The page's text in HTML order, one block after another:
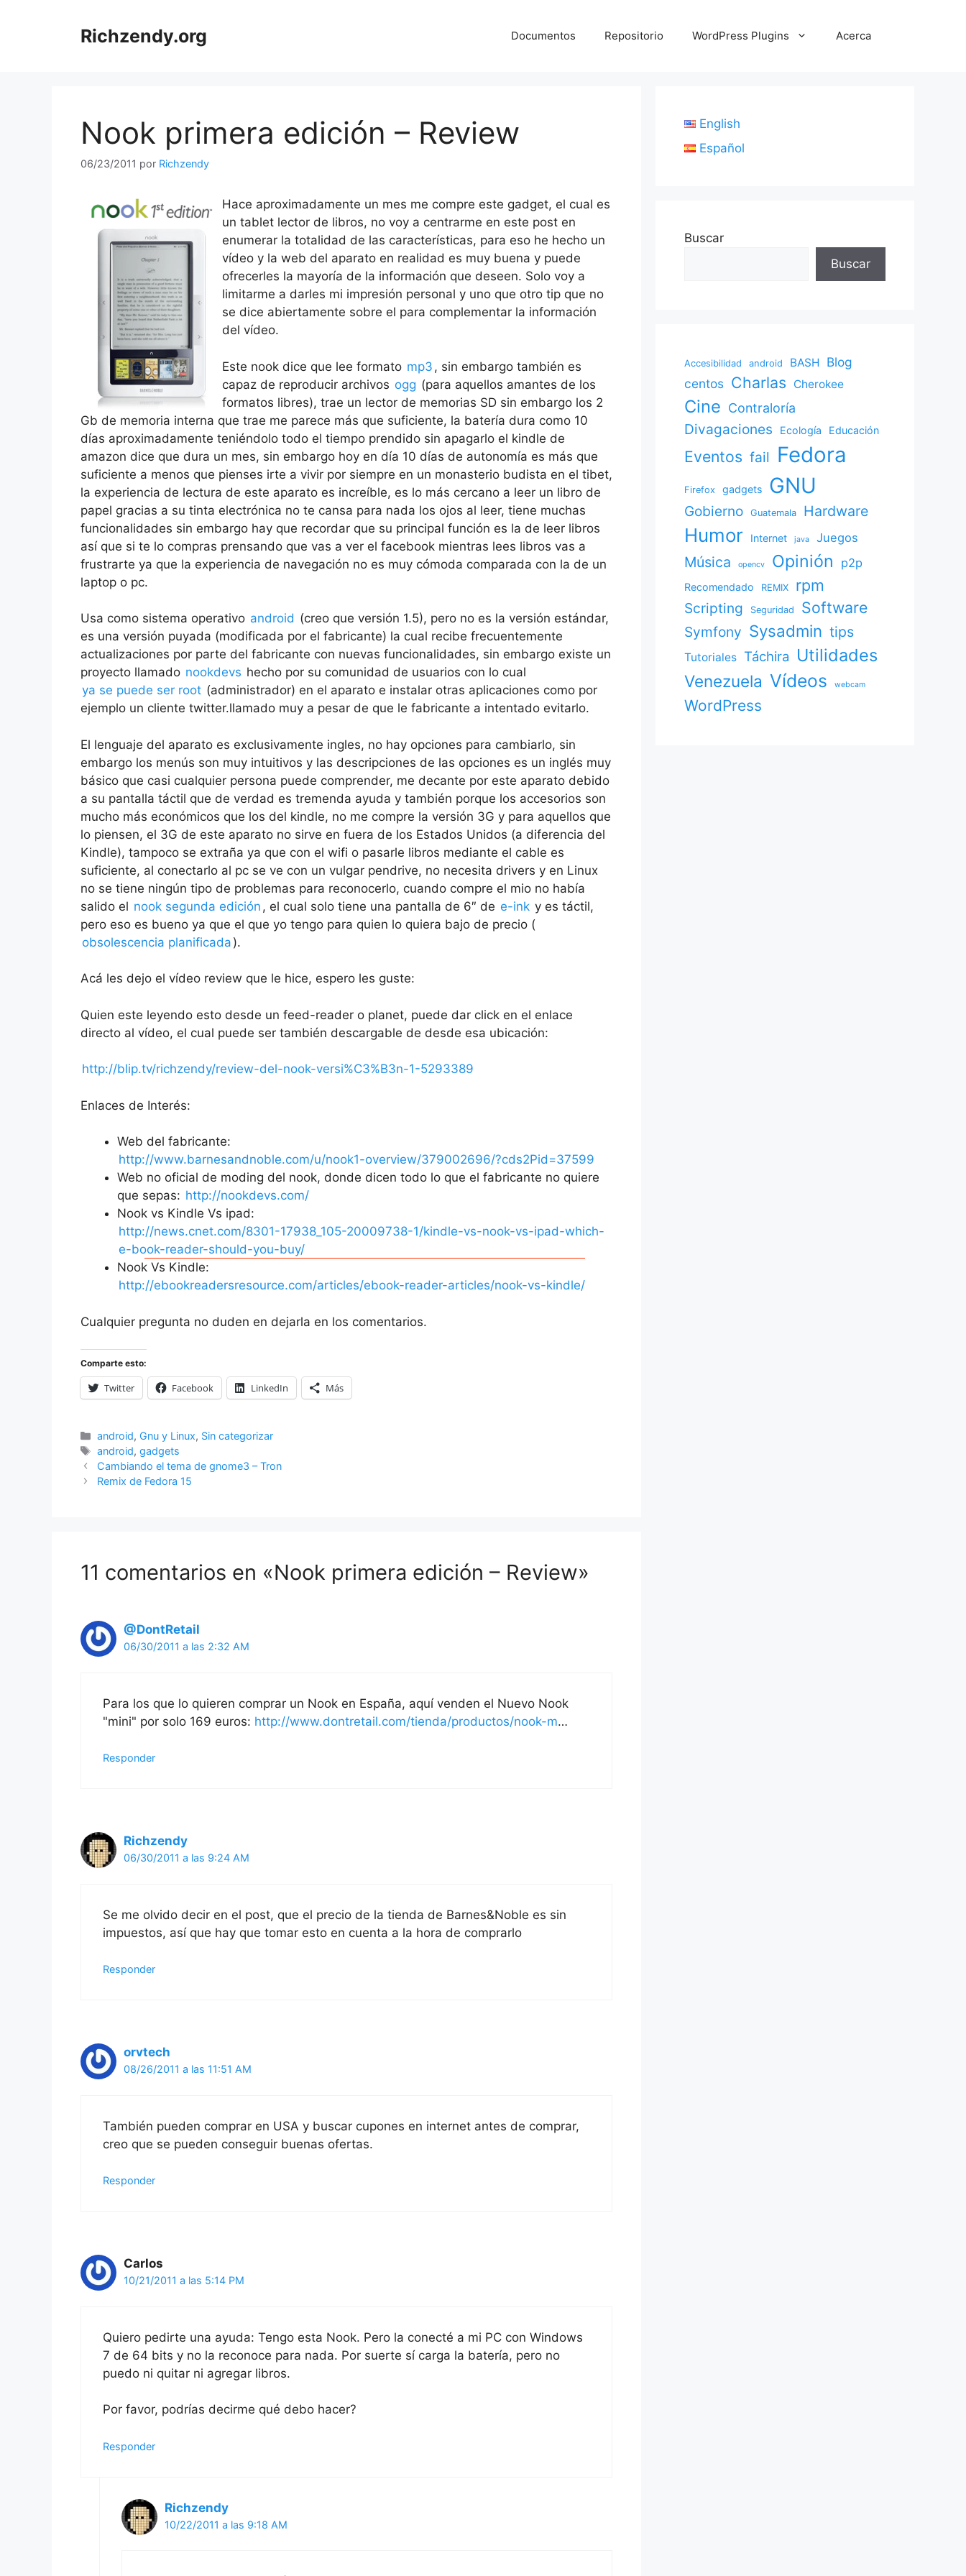
Richzendy.org Documentos Repositorio WordPress Plugins Acerca
Nook primera edición – Review
06/23/2011 por Richzendy
Hace aproximadamente un mes me compre este gadget, el cual es
un tablet lector de libros, no voy a centrarme en este post en
enumerar la totalidad de las características, para eso he hecho un
vídeo y la web del aparato en realidad es muy buena y puede
ofrecerles la mayoría de la información que deseen. Solo voy a
limitarme a darles mi impresión personal y uno que otro tip que no
se dice abiertamente sobre el para complementar la información
del vídeo.
Este nook dice que lee formato mp3 , sin embargo también es
capaz de reproducir archivos ogg (para aquellos amantes de los
formatos libres), trae un lector de memorias SD sin embargo los 2
Gb de memoria interna que trae me parece más que suficiente, la batería dura como 10
días aproximadamente teniéndolo todo el tiempo prendido sin apagarlo el kindle de
amazon dice que dura un mes, sin embargo hoy en día 10 días de autonomía es más que
suficiente a menos que pienses irte a vivir por siempre en un monasterio budista en el tibet,
la experiencia de lectura de este aparato es increíble, es lo más cercano a leer un libro de
papel gracias a su tinta electrónica no te cansa para nada los ojos al leer, tiene muchas
funcionalidades sin embargo hay que recordar que su principal función es la de leer libros
así que si te lo compras prensando que vas a ver el facebook mientras lees libros vas a
frustrarte ya que la experiencia de navegación no es muy cómoda comparada con la de un
laptop o pc.
Usa como sistema operativo android (creo que versión 1.5), pero no es la versión estándar,
es una versión puyada (modificada por el fabricante) la cual recibe frecuentemente
actualizaciones por parte del fabricante con nuevas funcionalidades, sin embargo existe un
proyecto llamado nookdevs hecho por su comunidad de usuarios con lo cual
ya se puede ser root (administrador) en el aparato e instalar otras aplicaciones como por
ejemplo un cliente twitter.llamado muy a pesar de que le fabricante a intentado evitarlo.
El lenguaje del aparato es exclusivamente ingles, no hay opciones para cambiarlo, sin
embargo los menús son muy intuitivos y las descripciones de las opciones es un inglés muy
básico que casi cualquier persona puede comprender, me decante por este aparato debido
a su pantalla táctil que de verdad es tremenda ayuda y también porque los accesorios son
mucho más económicos que los del kindle, no me compre la versión 3G y para aquellos que
lo piensen, el 3G de este aparato no sirve en fuera de los Estados Unidos (a diferencia del
Kindle), tampoco se extraña ya que con el wifi o pasarle libros mediante el cable es
suficiente, al conectarlo al pc se ve con un vulgar pendrive, no necesita drivers y en Linux
no se tiene ningún tipo de problemas para reconocerlo, cuando compre el mio no había
salido el nook segunda edición , el cual solo tiene una pantalla de 6″ de e-ink y es táctil,
pero eso es bueno ya que el que yo tengo para quien lo quiera bajo de precio (
obsolescencia planificada ).
Acá les dejo el vídeo review que le hice, espero les guste:
Quien este leyendo esto desde un feed-reader o planet, puede dar click en el enlace
directo al vídeo, el cual puede ser también descargable de desde esa ubicación:
http://blip.tv/richzendy/review-del-nook-versi%C3%B3n-1-5293389
Enlaces de Interés:
Web del fabricante:
http://www.barnesandnoble.com/u/nook1-overview/379002696/?cds2Pid=37599
Web no oficial de moding del nook, donde dicen todo lo que el fabricante no quiere
que sepas: http://nookdevs.com/
Nook vs Kindle Vs ipad:
http://news.cnet.com/8301-17938_105-20009738-1/kindle-vs-nook-vs-ipad-which-
e-book-reader-should-you-buy/
Nook Vs Kindle:
http://ebookreadersresource.com/articles/ebook-reader-articles/nook-vs-kindle/
Cualquier pregunta no duden en dejarla en los comentarios.
Comparte esto:
Twitter Facebook LinkedIn Más
Categorías
android, Gnu y Linux, Sin categorizar
Etiquetas
android,gadgets
Cambiando el tema de gnome3 – Tron
Remix de Fedora 15
11 comentarios en «Nook primera edición – Review»
@DontRetail
06/30/2011 a las 2:32 AM
Para los que lo quieren comprar un Nook en España, aquí venden el Nuevo Nook
"mini" por solo 169 euros: http://www.dontretail.com/tienda/productos/nook-m…
Responder
Richzendy
06/30/2011 a las 9:24 AM
Se me olvido decir en el post, que el precio de la tienda de Barnes&Noble es sin
impuestos, así que hay que tomar esto en cuenta a la hora de comprarlo
Responder
orvtech
08/26/2011 a las 11:51 AM
También pueden comprar en USA y buscar cupones en internet antes de comprar,
creo que se pueden conseguir buenas ofertas.
Responder
Carlos
10/21/2011 a las 5:14 PM
Quiero pedirte una ayuda: Tengo esta Nook. Pero la conecté a mi PC con Windows
7 de 64 bits y no la reconoce para nada. Por suerte sí carga la batería, pero no
puedo ni quitar ni agregar libros.
Por favor, podrías decirme qué debo hacer?
Responder
Richzendy
10/22/2011 a las 9:18 AM
English
Español
Buscar
Buscar
Accesibilidad android BASH Blog
centos Charlas Cherokee
Cine Contraloría
Divagaciones Ecología Educación
Eventos fail Fedora
Firefox gadgets GNU
Gobierno Guatemala Hardware
Humor Internet java Juegos
Música opencv Opinión p2p
Recomendado REMIX rpm
Scripting Seguridad Software
Symfony Sysadmin tips
Tutoriales Táchira Utilidades
Venezuela Vídeos webcam
WordPress